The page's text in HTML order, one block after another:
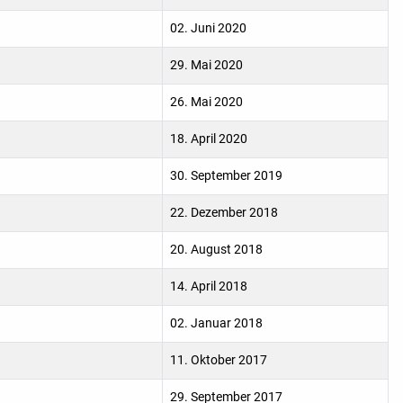
02. Juni 2020
29. Mai 2020
26. Mai 2020
18. April 2020
30. September 2019
22. Dezember 2018
20. August 2018
14. April 2018
02. Januar 2018
11. Oktober 2017
29. September 2017